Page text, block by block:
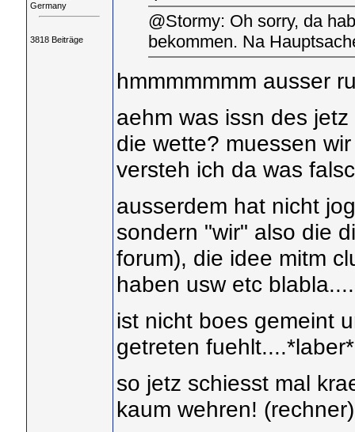
Germany
3818 Beiträge
@Stormy: Oh sorry, da
bekommen. Na
hmmmmmmm ausser
aehm was issn des
die wette? muessen
versteh ich da was
ausserdem hat nicht
sondern "wir" also die
forum), die idee mitm
haben usw etc
ist nicht boes gemeint
getreten
so jetz schiesst mal
kaum wehren! (rechner)